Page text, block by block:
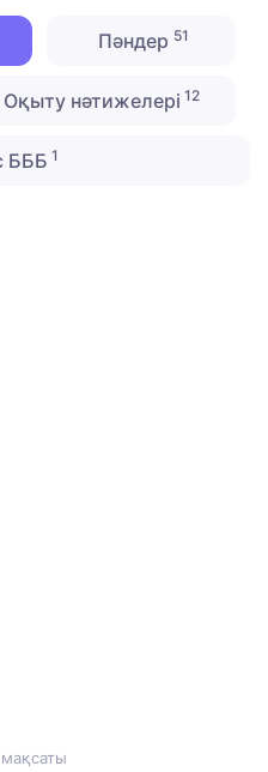
Пәндер 51
Оқыту нәтижелері 12
БББ 1